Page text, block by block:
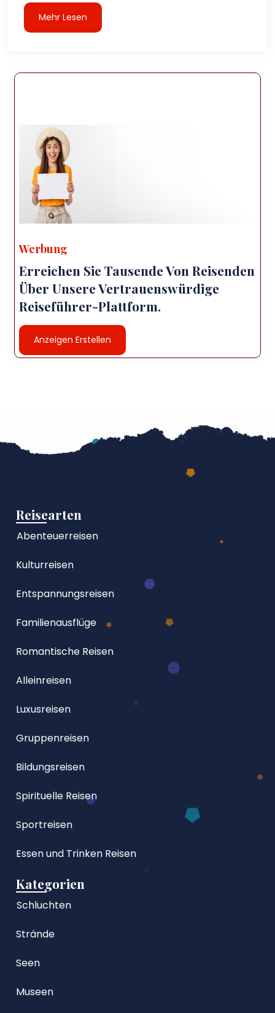
Mehr Lesen
Werbung
Erreichen Sie Tausende Von Reisenden
Über Unsere Vertrauenswürdige
Reiseführer-Plattform.
Anzeigen Erstellen
Reisearten
Abenteuerreisen
Kulturreisen
Entspannungsreisen
Familienausflüge
Romantische Reisen
Alleinreisen
Luxusreisen
Gruppenreisen
Bildungsreisen
Spirituelle Reisen
Sportreisen
Essen und Trinken Reisen
Kategorien
Schluchten
Strände
Seen
Museen